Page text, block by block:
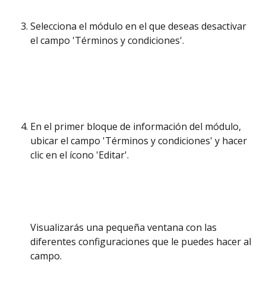
Selecciona el módulo en el que deseas desactivar
el campo 'Términos y condiciones'.
En el primer bloque de información del módulo,
ubicar el campo 'Términos y condiciones' y hacer
clic en el ícono 'Editar'.
Visualizarás una pequeña ventana con las
diferentes configuraciones que le puedes hacer al
campo.